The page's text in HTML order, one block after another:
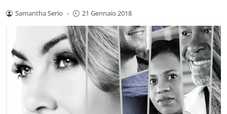
Samantha Serio - 21 Gennaio 2018